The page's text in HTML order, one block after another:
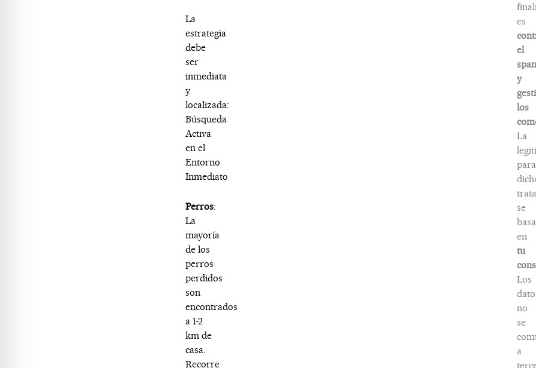
La
estrategia
debe
ser
inmediata
y
localizada:
Búsqueda
Activa
en el
Entorno
Inmediato
Perros:
La
mayoría
de los
perros
perdidos
son
encontrados
a 1-2
km de
casa.
Recorre
es
el
y
los
La
para
se
basa
en
tu
Los
no
se
a